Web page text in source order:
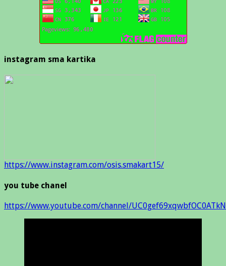
instagram sma kartika
https://www.instagram.com/osis.smakart15/
you tube chanel
https://www.youtube.com/channel/